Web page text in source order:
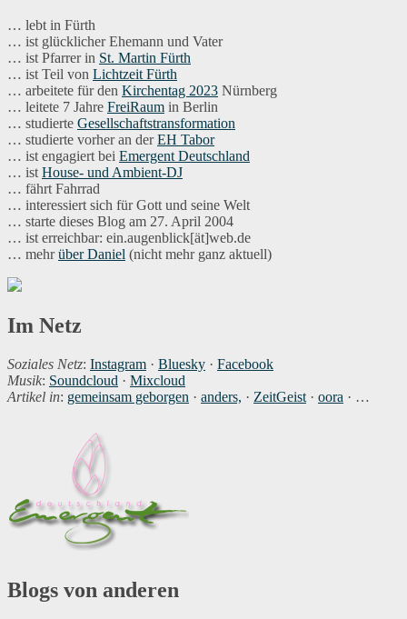
… lebt in Fürth
… ist glücklicher Ehemann und Vater
… ist Pfarrer in St. Martin Fürth
… ist Teil von Lichtzeit Fürth
… arbeitete für den Kirchentag 2023 Nürnberg
… leitete 7 Jahre FreiRaum in Berlin
… studierte Gesellschaftstransformation
… studierte vorher an derEH Tabor
… ist engagiert bei Emergent Deutschland
… ist House- und Ambient-DJ
… fährt Fahrrad
… interessiert sich für Gott und seine Welt
… starte dieses Blog am 27. April 2004
… ist erreichbar: ein.augenblick[ät]web.de
… mehrüber Daniel (nicht mehr ganz aktuell)
Im Netz
Soziales Netz: Instagram · Bluesky · Facebook
Musik: Soundcloud · Mixcloud
Artikel in: gemeinsam geborgen · anders, · ZeitGeist · oora · …
Blogs von anderen